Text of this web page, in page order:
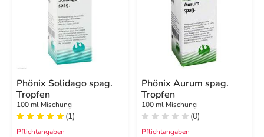
Phönix Solidago spag.
Tropfen
100 ml Mischung
(1)
Pflichtangaben
Phönix Aurum spag.
Tropfen
100 ml Mischung
(0)
Pflichtangaben